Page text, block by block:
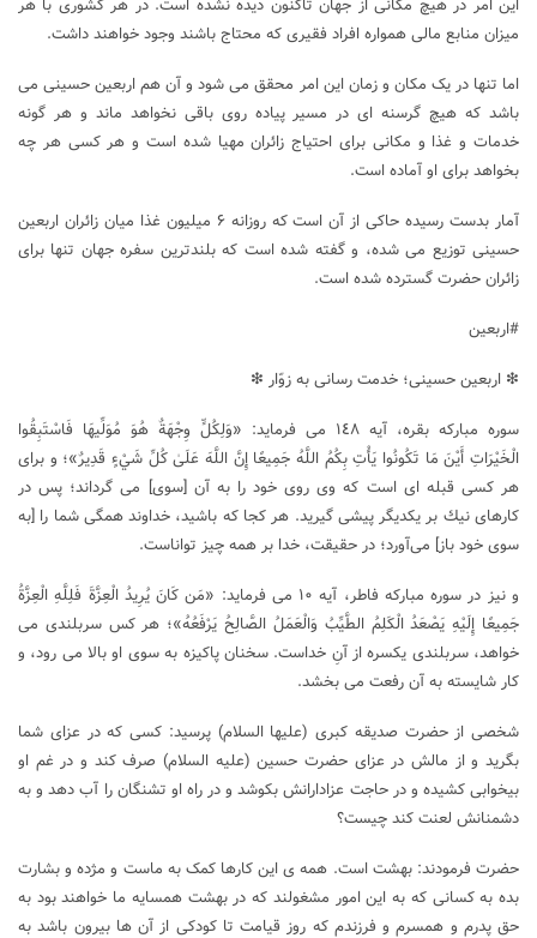
این امر در هیچ مکانی از جهان تاکنون دیده نشده است. در هر کشوری با هر
میزان منابع مالی همواره افراد فقیری که محتاج باشند وجود خواهند داشت.
اما تنها در یک مکان و زمان این امر محقق می شود و آن هم اربعین حسینی می
باشد که هیچ گرسنه ای در مسیر پیاده روی باقی نخواهد ماند و هر گونه
خدمات و غذا و مکانی برای احتیاج زائران مهیا شده است و هر کسی هر چه
بخواهد برای او آماده است.
آمار بدست رسیده حاکی از آن است که روزانه ۶ میلیون غذا میان زائران اربعین
حسینی توزیع می شده، و گفته شده است که بلندترین سفره جهان تنها برای
زائران حضرت گسترده شده است.
#اربعین
❇ اربعین حسینی؛ خدمت رسانی به زوّار ❇
سوره مبارکه بقره، آیه ١٤٨ می فرماید: «وَلِكُلٍّ وِجْهَةٌ هُوَ مُوَلِّيهَا فَاسْتَبِقُوا
الْخَيْرَاتِ أَيْنَ مَا تَكُونُوا يَأْتِ بِكُمُ اللَّهُ جَمِيعًا إِنَّ اللَّهَ عَلَىٰ كُلِّ شَيْءٍ قَدِيرٌ»؛ و براى
هر كسى قبله ‌اى است كه وى روى خود را به آن [سوى‌] مى ‌گرداند؛ پس در
كارهاى نيك بر يكديگر پيشى گيريد. هر كجا كه باشيد، خداوند همگى شما را [به
سوى خود باز] مى‌آورد؛ در حقيقت، خدا بر همه چيز تواناست.
و نیز در سوره مبارکه فاطر، آیه ١٠ می فرماید: «مَن كَانَ يُرِيدُ الْعِزَّةَ فَلِلَّهِ الْعِزَّةُ
جَمِيعًا إِلَيْهِ يَصْعَدُ الْكَلِمُ الطَّيِّبُ وَالْعَمَلُ الصَّالِحُ يَرْفَعُهُ»؛ هر كس سربلندى مى
‌خواهد، سربلندى يكسره از آنِ خداست. سخنان پاكيزه به سوى او بالا مى ‌رود، و
كار شايسته به آن رفعت مى ‌بخشد.
شخصی از حضرت صدیقه کبری (علیها السلام) پرسید: کسی که در عزای شما
بگرید و از مالش در عزای حضرت حسین (علیه السلام) صرف کند و در غم او
بیخوابی کشیده و در حاجت عزادارانش بکوشد و در راه او تشنگان را آب دهد و به
دشمنانش لعنت کند چیست؟
حضرت فرمودند: بهشت است. همه ی این کارها کمک به ماست و مژده و بشارت
بده به کسانی که به این امور مشغولند که در بهشت همسایه ما خواهند بود به
حق پدرم و همسرم و فرزندم که روز قیامت تا کودکی از آن ها بیرون باشد به